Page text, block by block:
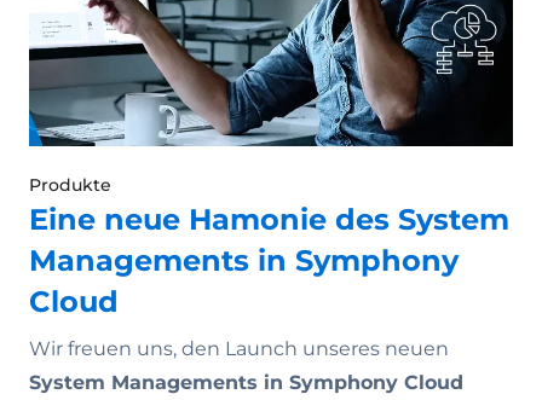
Produkte
Eine neue Hamonie des System
Managements in Symphony
Cloud
Wir freuen uns, den Launch unseres neuen
System Managements in Symphony Cloud